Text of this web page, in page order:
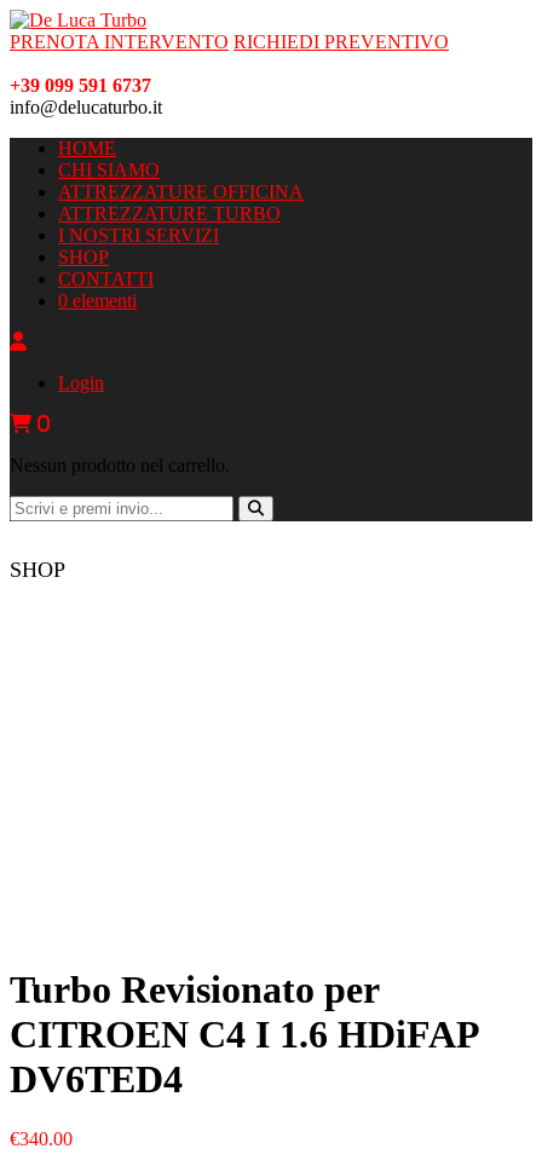
PRENOTA INTERVENTO RICHIEDI PREVENTIVO
+39 099 591 6737
info@delucaturbo.it
HOME
CHI SIAMO
ATTREZZATURE OFFICINA
ATTREZZATURE TURBO
I NOSTRI SERVIZI
SHOP
CONTATTI
0 elementi
Login
0
Nessun prodotto nel carrello.
SHOP
Turbo Revisionato per
CITROEN C4 I 1.6 HDiFAP
DV6TED4
€340.00